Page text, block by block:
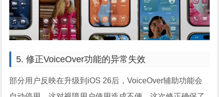
5. 修正VoiceOver功能的异常失效
部分用户反映在升级到iOS 26后，VoiceOver辅助功能会